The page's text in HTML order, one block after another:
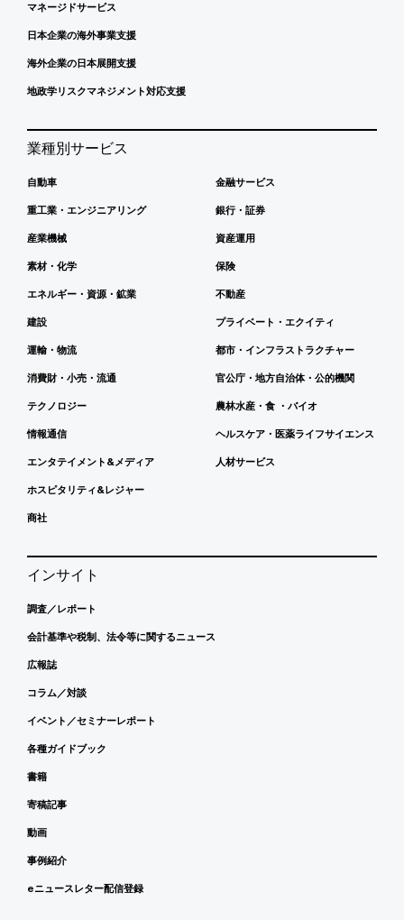
マネージドサービス
日本企業の海外事業支援
海外企業の日本展開支援
地政学リスクマネジメント対応支援
業種別サービス
自動車
重工業・エンジニアリング
産業機械
素材・化学
エネルギー・資源・鉱業
建設
運輸・物流
消費財・小売・流通
テクノロジー
情報通信
エンタテイメント&メディア
ホスピタリティ&レジャー
商社
金融サービス
銀行・証券
資産運用
保険
不動産
プライベート・エクイティ
都市・インフラストラクチャー
官公庁・地方自治体・公的機関
農林水産・食 ・バイオ
ヘルスケア・医薬ライフサイエンス
人材サービス
インサイト
調査／レポート
会計基準や税制、法令等に関するニュース
広報誌
コラム／対談
イベント／セミナーレポート
各種ガイドブック
書籍
寄稿記事
動画
事例紹介
eニュースレター配信登録